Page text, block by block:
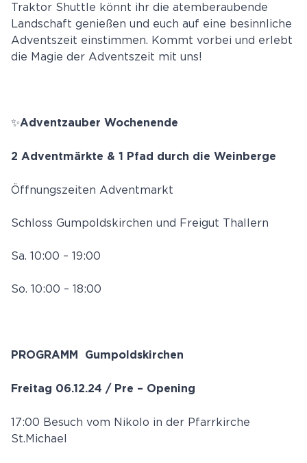
Traktor Shuttle könnt ihr die atemberaubende
Landschaft genießen und euch auf eine besinnliche
Adventszeit einstimmen. Kommt vorbei und erlebt
die Magie der Adventszeit mit uns!
✨Adventzauber Wochenende
2 Adventmärkte & 1 Pfad durch die Weinberge
Öffnungszeiten Adventmarkt
Schloss Gumpoldskirchen und Freigut Thallern
Sa. 10:00 – 19:00
So. 10:00 – 18:00
PROGRAMM Gumpoldskirchen
Freitag 06.12.24 / Pre – Opening
17:00 Besuch vom Nikolo in der Pfarrkirche
St.Michael